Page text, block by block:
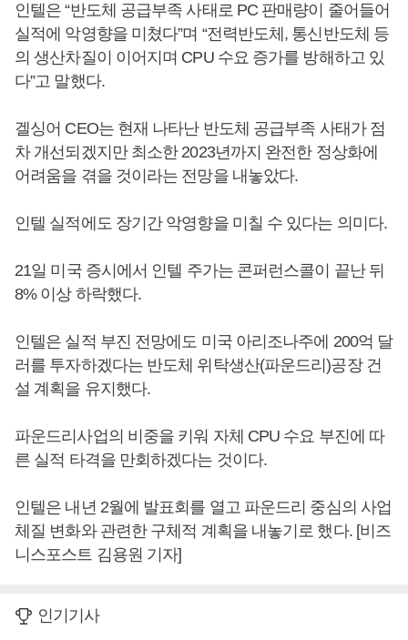
인텔은 “반도체 공급부족 사태로 PC 판매량이 줄어들어
실적에 악영향을 미쳤다”며 “전력반도체, 통신반도체 등
의 생산차질이 이어지며 CPU 수요 증가를 방해하고 있
다”고 말했다.
겔싱어 CEO는 현재 나타난 반도체 공급부족 사태가 점
차 개선되겠지만 최소한 2023년까지 완전한 정상화에
어려움을 겪을 것이라는 전망을 내놓았다.
인텔 실적에도 장기간 악영향을 미칠 수 있다는 의미다.
21일 미국 증시에서 인텔 주가는 콘퍼런스콜이 끝난 뒤
8% 이상 하락했다.
인텔은 실적 부진 전망에도 미국 아리조나주에 200억 달
러를 투자하겠다는 반도체 위탁생산(파운드리)공장 건
설 계획을 유지했다.
파운드리사업의 비중을 키워 자체 CPU 수요 부진에 따
른 실적 타격을 만회하겠다는 것이다.
인텔은 내년 2월에 발표회를 열고 파운드리 중심의 사업
체질 변화와 관련한 구체적 계획을 내놓기로 했다. [비즈
니스포스트 김용원 기자]
인기기사